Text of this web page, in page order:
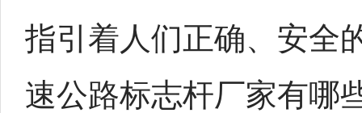
指引着人们正确、安全
速公路标志杆厂家有哪